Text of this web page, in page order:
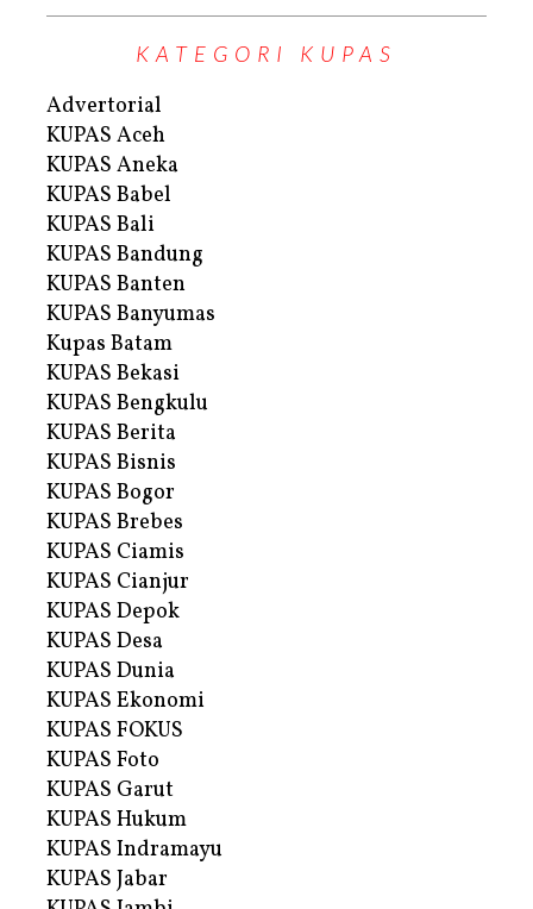
KATEGORI KUPAS
Advertorial
KUPAS Aceh
KUPAS Aneka
KUPAS Babel
KUPAS Bali
KUPAS Bandung
KUPAS Banten
KUPAS Banyumas
Kupas Batam
KUPAS Bekasi
KUPAS Bengkulu
KUPAS Berita
KUPAS Bisnis
KUPAS Bogor
KUPAS Brebes
KUPAS Ciamis
KUPAS Cianjur
KUPAS Depok
KUPAS Desa
KUPAS Dunia
KUPAS Ekonomi
KUPAS FOKUS
KUPAS Foto
KUPAS Garut
KUPAS Hukum
KUPAS Indramayu
KUPAS Jabar